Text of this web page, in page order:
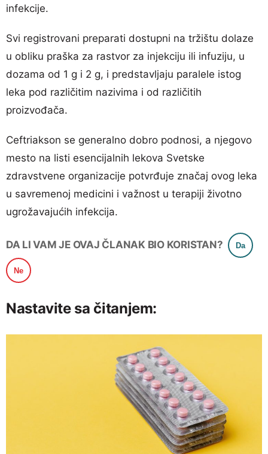
infekcije.
Svi registrovani preparati dostupni na tržištu dolaze
u obliku praška za rastvor za injekciju ili infuziju, u
dozama od 1 g i 2 g, i predstavljaju paralele istog
leka pod različitim nazivima i od različitih
proizvođača.
Ceftriakson se generalno dobro podnosi, a njegovo
mesto na listi esencijalnih lekova Svetske
zdravstvene organizacije potvrđuje značaj ovog leka
u savremenoj medicini i važnost u terapiji životno
ugrožavajućih infekcija.
DA LI VAM JE OVAJ ČLANAK BIO KORISTAN? Da
Ne
Nastavite sa čitanjem: